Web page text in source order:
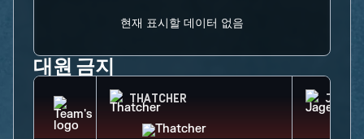
현재 표시할 데이터 없음
대원 금지
THATCHER JAGER